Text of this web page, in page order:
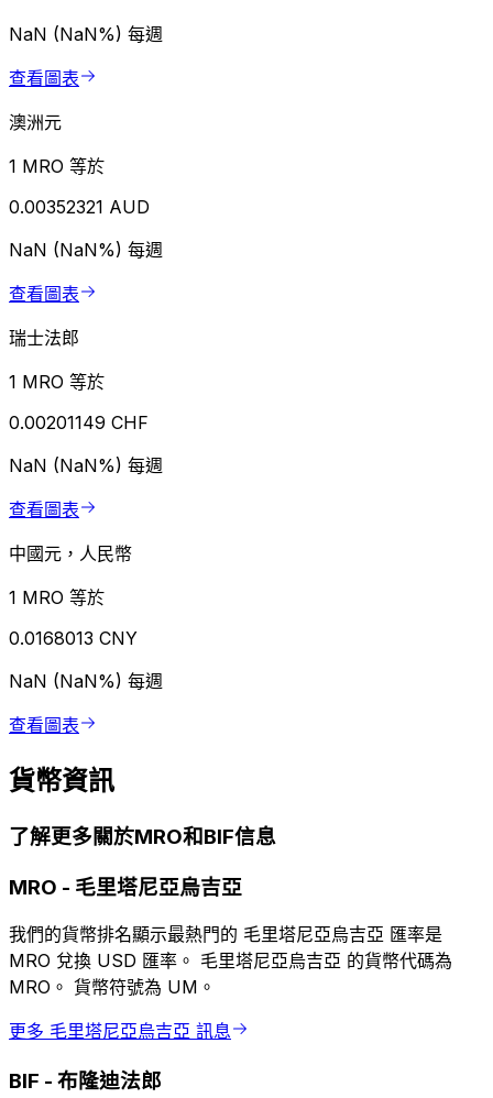
NaN (NaN%) 每週
查看圖表
澳洲元
1 MRO 等於
0.00352321 AUD
NaN (NaN%) 每週
查看圖表
瑞士法郎
1 MRO 等於
0.00201149 CHF
NaN (NaN%) 每週
查看圖表
中國元，人民幣
1 MRO 等於
0.0168013 CNY
NaN (NaN%) 每週
查看圖表
貨幣資訊
了解更多關於MRO和BIF信息
MRO - 毛里塔尼亞烏吉亞
我們的貨幣排名顯示最熱門的 毛里塔尼亞烏吉亞 匯率是
MRO 兌換 USD 匯率。 毛里塔尼亞烏吉亞 的貨幣代碼為
MRO。 貨幣符號為 UM。
更多 毛里塔尼亞烏吉亞 訊息
BIF - 布隆迪法郎